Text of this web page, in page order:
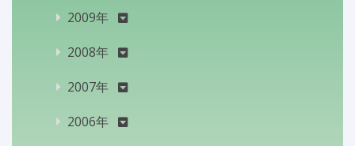
2009年
2008年
2007年
2006年